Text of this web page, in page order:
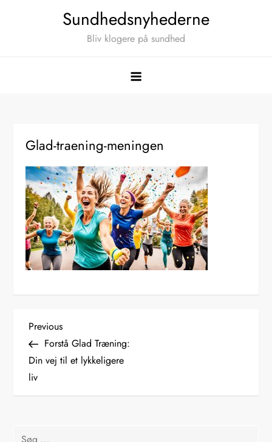
Sundhedsnyhederne
Bliv klogere på sundhed
Glad-traening-meningen
I
n
d
Previous
Post
Previous
Forstå Glad Træning:
Din vej til et lykkeligere
liv
Søg